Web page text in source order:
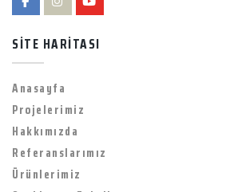
SİTE HARİTASI
Anasayfa
Projelerimiz
Hakkımızda
Referanslarımız
Ürünlerimiz